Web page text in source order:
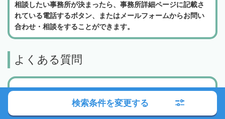
相談したい事務所が決まったら、事務所詳細ページに記載さ
れている電話するボタン、またはメールフォームからお問い
合わせ・相談をすることができます。
よくある質問
相続会議の利用は無料でしょうか？
弁護士検索・税理士検索・司法書士検索、どの
検索条件を変更する